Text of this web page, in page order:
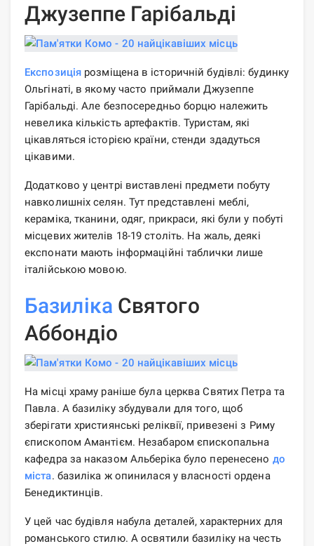
Джузеппе Гарібальді
Експозиція розміщена в історичній будівлі: будинку
Ольгінаті, в якому часто приймали Джузеппе
Гарібальді. Але безпосередньо борцю належить
невелика кількість артефактів. Туристам, які
цікавляться історією країни, стенди здадуться
цікавими.
Додатково у центрі виставлені предмети побуту
навколишніх селян. Тут представлені меблі,
кераміка, тканини, одяг, прикраси, які були у побуті
місцевих жителів 18-19 століть. На жаль, деякі
експонати мають інформаційні таблички лише
італійською мовою.
Базиліка Святого
Аббондіо
На місці храму раніше була церква Святих Петра та
Павла. А базиліку збудували для того, щоб
зберігати християнські реліквії, привезені з Риму
єпископом Амантієм. Незабаром єпископальна
кафедра за наказом Альберіка було перенесено до
міста. базиліка ж опинилася у власності ордена
Бенедиктинців.
У цей час будівля набула деталей, характерних для
романського стилю. А освятили базиліку на честь